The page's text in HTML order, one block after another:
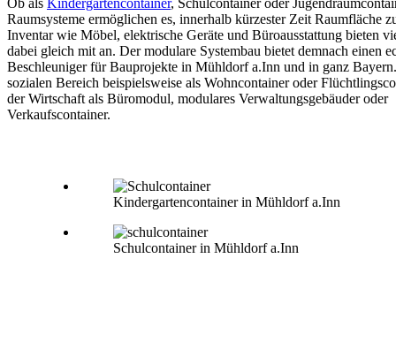
Raumsysteme ermöglichen es, innerhalb kürzester Zeit Raumfläche
Inventar wie Möbel, elektrische Geräte und Büroausstattung bieten
dabei gleich mit an. Der modulare Systembau bietet demnach einen
Beschleuniger für Bauprojekte in Mühldorf a.Inn und in ganz
sozialen Bereich beispielsweise als Wohncontainer oder
der Wirtschaft als Büromodul, modulares Verwaltungsgebäuder oder
Verkaufscontainer.
Kindergartencontainer in Mühldorf a.Inn
Schulcontainer in Mühldorf a.Inn